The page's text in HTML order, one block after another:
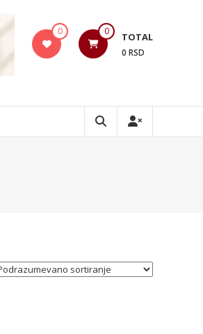
0 0 TOTAL
0 RSD